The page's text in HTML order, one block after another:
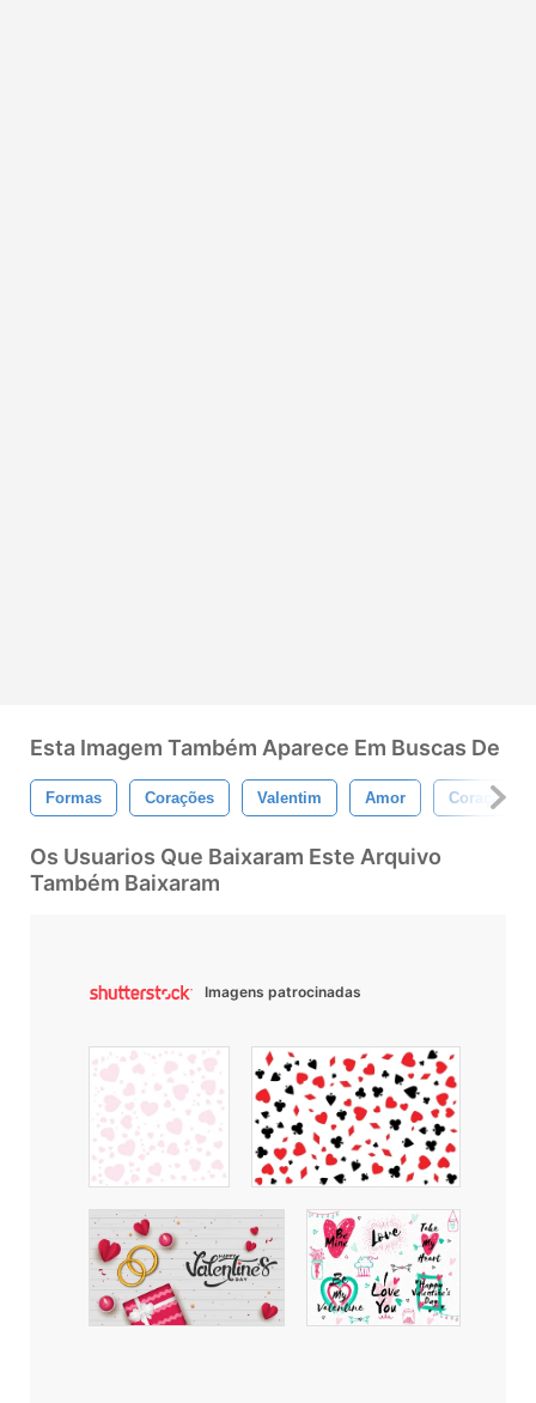
Esta Imagem Também Aparece Em Buscas De
Formas Corações Valentim Amor Coração
Os Usuarios Que Baixaram Este Arquivo
Também Baixaram
Imagens patrocinadas